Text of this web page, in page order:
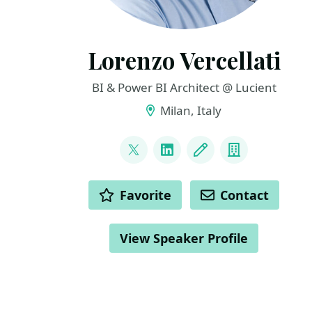
Lorenzo Vercellati
BI & Power BI Architect @ Lucient
Milan, Italy
@supergimi
LinkedInBlog Company
ACTIONS Favorite Contact
View Speaker Profile